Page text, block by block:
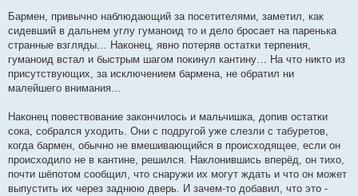
Бармен, привычно наблюдающий за посетителями, заметил, как
сидевший в дальнем углу гуманоид то и дело бросает на паренька
странные взгляды… Наконец, явно потеряв остатки терпения,
гуманоид встал и быстрым шагом покинул кантину… На что никто из
присутствующих, за исключением бармена, не обратил ни
малейшего внимания...
Наконец повествование закончилось и мальчишка, допив остатки
сока, собрался уходить. Они с подругой уже слезли с табуретов,
когда бармен, обычно не вмешивающийся в происходящее, если он
происходило не в кантине, решился. Наклонившись вперёд, он тихо,
почти шёпотом сообщил, что снаружи их могут ждать и что он может
выпустить их через заднюю дверь. И зачем-то добавил, что это -